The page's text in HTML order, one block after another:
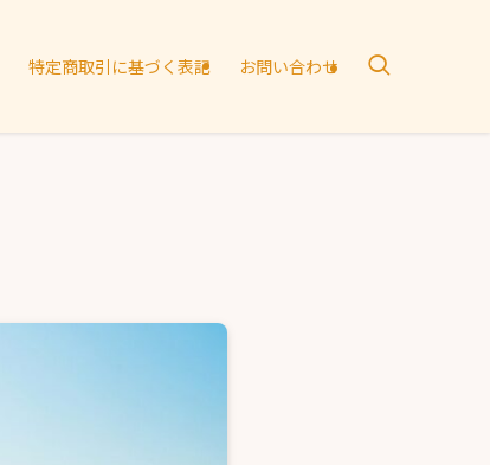
特定商取引に基づく表記 お問い合わせ